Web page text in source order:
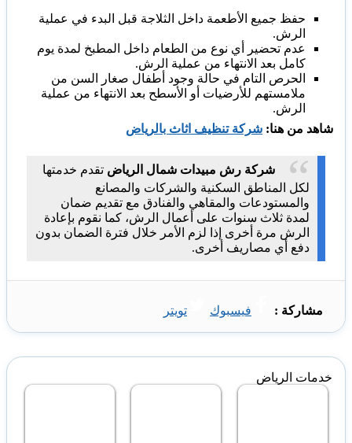
حفظ جميع الأطعمة داخل الثلاجة قبل البدء في عملية
الرش.
عدم تحضير أي نوع من الطعام داخل المطبخ لمدة يوم
كامل بعد الانتهاء من عملية الرش.
الحرص التام في حالة وجود أطفال صغار السن من
ملامستهم للأرضيات أو الأسطح بعد الانتهاء من عملية
الرش.
شاهد من هنا: شركة تنظيف اثاث بالرياض
شركة رش مبيدات شمال الرياض تقدم خدمتها
لكل المناطق السكنية والشركات والمصانع
والمستودعات والمقاهي والفنادق مع تقديم ضمان
لمدة ثلاث سنوات على أعمال الرش، كما نقوم بإعادة
الرش مرة أخرى إذا لزم الأمر خلال فترة الضمان بدون
دفع أي مصاريف أخرى.
مشاركة : فيسبوك تويتر
خدمات الرياض